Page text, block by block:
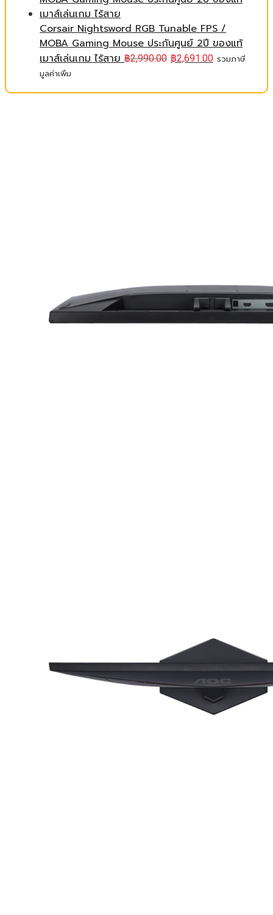
Corsair Nightsword RGB Tunable FPS /
MOBA Gaming Mouse ประกันศูนย์ 2ปี ของแท้
เมาส์เล่นเกม ไร้สาย ฿2,990.00 ฿2,691.00 รวมภาษี
มูลค่าเพิ่ม